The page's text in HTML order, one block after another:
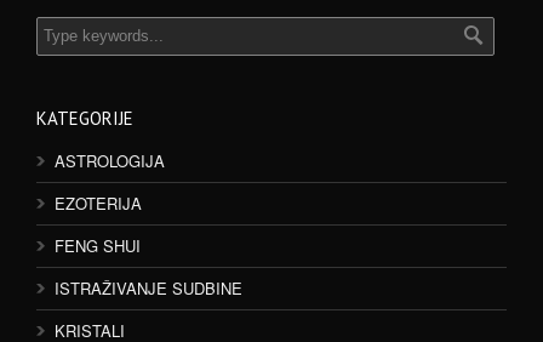
KATEGORIJE
ASTROLOGIJA
EZOTERIJA
FENG SHUI
ISTRAŽIVANJE SUDBINE
KRISTALI